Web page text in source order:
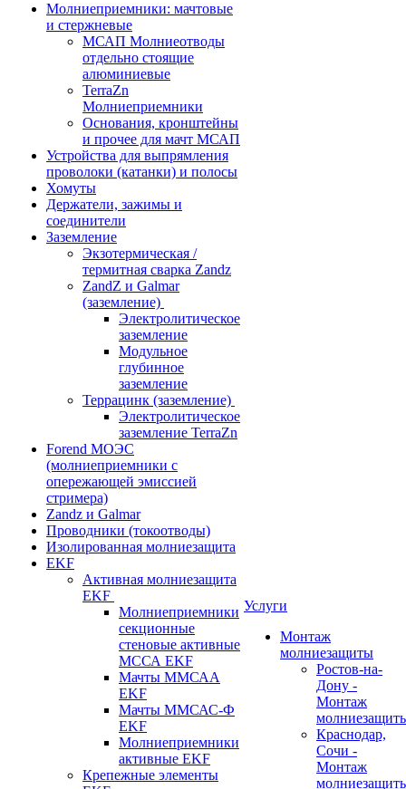
Молниеприемники: мачтовые
и стержневые
МСАП Молниеотводы
отдельно стоящие
алюминиевые
TerraZn
Молниеприемники
Основания, кронштейны
и прочее для мачт МСАП
Устройства для выпрямления
проволоки (катанки) и полосы
Хомуты
Держатели, зажимы и
соединители
Заземление
Экзотермическая /
термитная сварка Zandz
ZandZ и Galmar
(заземление)
Электролитическое
заземление
Модульное
глубинное
заземление
Террацинк (заземление)
Электролитическое
заземление TerraZn
Forend МОЭС
(молниеприемники с
опережающей эмиссией
стримера)
Zandz и Galmar
Проводники (токоотводы)
Изолированная молниезащита
EKF
Активная молниезащита
EKF
Молниеприемники
секционные
стеновые активные
МССА EKF
Мачты ММСАА
EKF
Мачты ММСАС-Ф
EKF
Молниеприемники
активные EKF
Крепежные элементы
Услуги
Монтаж
молниезащиты
Ростов-на-
Дону -
Монтаж
Краснодар,
Сочи -
Монтаж